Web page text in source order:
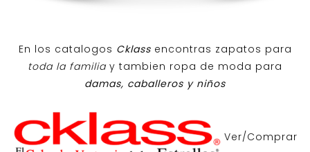
En los catalogos Cklass encontras zapatos para
toda la familiay tambien ropa de moda para
damas, caballeros y niños
Ver/Comprar